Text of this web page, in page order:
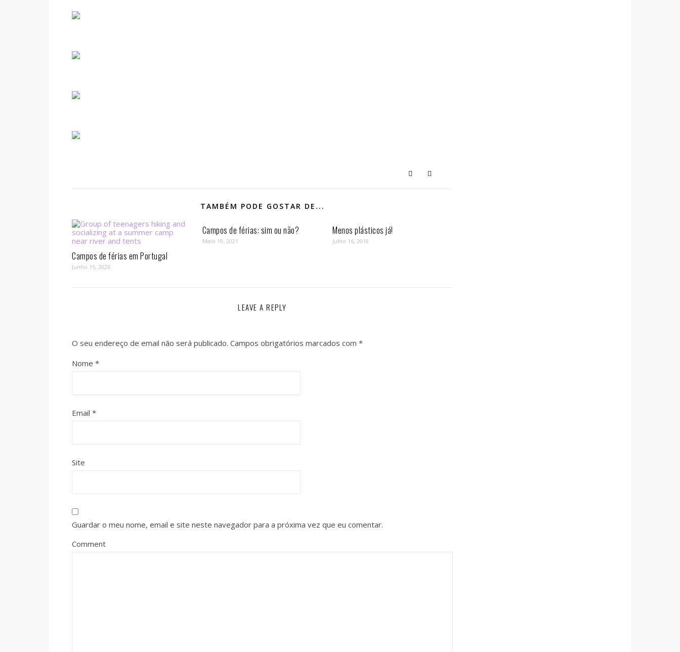
TAMBÉM PODE GOSTAR DE...
Campos de férias em Portugal
Junho 15, 2026
Campos de férias: sim ou não?
Maio 19, 2021
Menos plásticos já!
Julho 16, 2018
LEAVE A REPLY
O seu endereço de email não será publicado. Campos obrigatórios marcados com *
Nome *
Email *
Site
Guardar o meu nome, email e site neste navegador para a próxima vez que eu comentar.
Comment